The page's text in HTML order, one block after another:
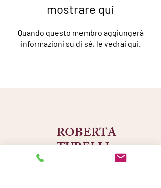
mostrare qui
Quando questo membro aggiungerà
informazioni su di sé, le vedrai qui.
ROBERTA
TURELLI